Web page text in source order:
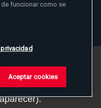
reservados.
de privacidad.
aquí
su navegador para
funcionar como se
Aceptar cookies